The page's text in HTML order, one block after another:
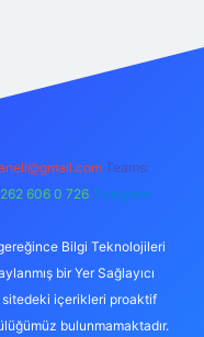
Teams:
606 0 726 Telegram:
Bilgi Teknolojileri
bir Yer Sağlayıcı
içerikleri proaktif
bulunmamaktadır.